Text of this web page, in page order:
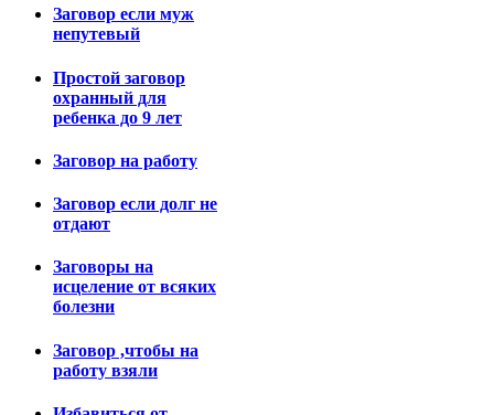
Заговор если муж
непутевый
Простой заговор
охранный для
ребенка до 9 лет
Заговор на работу
Заговор если долг не
отдают
Заговоры на
исцеление от всяких
болезни
Заговор ,чтобы на
работу взяли